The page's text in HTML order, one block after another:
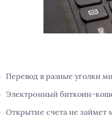
Перевод в разные уголки
Электронный биткоин-
Открытие счета не займет